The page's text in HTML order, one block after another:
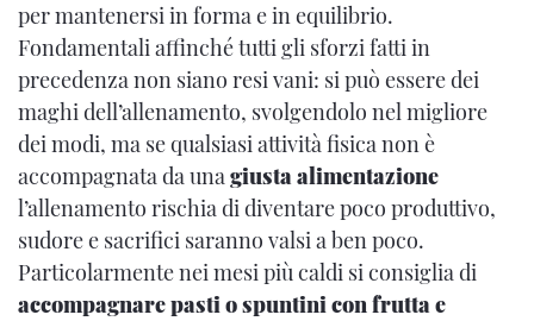
per mantenersi in forma e in equilibrio.
Fondamentali affinché tutti gli sforzi fatti in
precedenza non siano resi vani: si può essere dei
maghi dell’allenamento, svolgendolo nel migliore
dei modi, ma se qualsiasi attività fisica non è
accompagnata da unagiusta alimentazione
l’allenamento rischia di diventare poco produttivo,
sudore e sacrifici saranno valsi a ben poco.
Particolarmente nei mesi più caldi si consiglia di
accompagnare pasti o spuntini con frutta e